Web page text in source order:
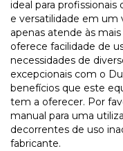
ideal para
e versatilidade em um
apenas atende às
oferece facilidade de
necessidades de
excepcionais com o
benefícios que este
tem a oferecer. Por
manual para uma
decorrentes de uso
fabricante.